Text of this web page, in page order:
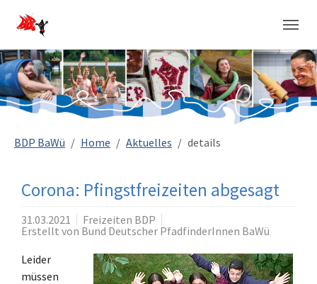
BDP BaWü Home Aktuelles details
Corona: Pfingstfreizeiten abgesagt
31.03.2021
Freizeiten BDP
Erstellt von Bund Deutscher PfadfinderInnen BaWü
Leider
müssen